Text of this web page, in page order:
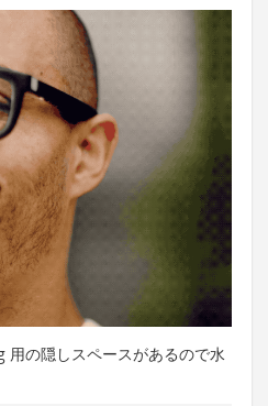
の隠しスペースがあるので水